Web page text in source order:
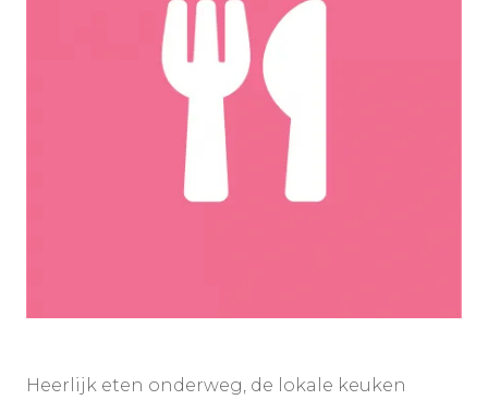
Heerlijk eten onderweg, de lokale keuken